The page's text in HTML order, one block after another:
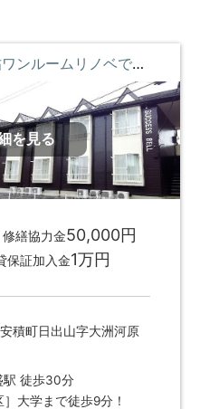
【サクセス・ベル＋】9帖ワンルームリノベで魅力が詰まったお部屋♪ ②階 **即入居募集中**
を見る
修繕協力金50,000円
保証加入金1万円
積町日出山字大洲河原
駅 徒歩30分
大学まで徒歩9分！